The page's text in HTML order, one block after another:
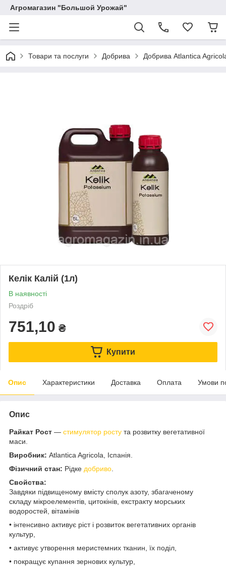
Агромагазин "Большой Урожай"
Товари та послуги Добрива Добрива Atlantica
Келік Калій (1л)
В наявності
Роздріб
751,10 ₴
Купити
Опис Характеристики Доставка Оплата Умови
Опис
Райкат Рост — стимулятор росту та розвитку вегетативної
маси.
Виробник: Atlantica Agricola, Іспанія.
Фізичний стан: Рідке добриво
Свойства:
Завдяки підвищеному вмісту сполук азоту, збагаченому
складу мікроелементів, цитокінів, екстракту морських
водоростей, вітамінів
• інтенсивно активує ріст і розвиток вегетативних органів
культур,
• активує утворення меристемних тканин, їх поділ,
• покращує купання зернових культур,